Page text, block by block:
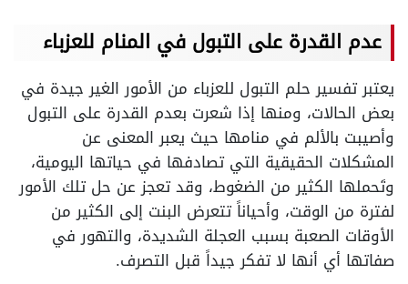
عدم القدرة على التبول في المنام للعزباء
يعتبر تفسير حلم التبول للعزباء من الأمور الغير جيدة في
بعض الحالات، ومنها إذا شعرت بعدم القدرة على التبول
وأصيبت بالألم في منامها حيث يعبر المعنى عن
المشكلات الحقيقية التي تصادفها في حياتها اليومية،
وتَحملها الكثير من الضغوط، وقد تعجز عن حل تلك الأمور
لفترة من الوقت، وأحياناً تتعرض البنت إلى الكثير من
الأوقات الصعبة بسبب العجلة الشديدة، والتهور في
صفاتها أي أنها لا تفكر جيداً قبل التصرف.